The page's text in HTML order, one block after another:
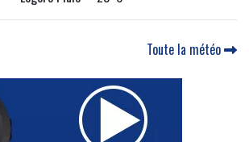
Toute la météo